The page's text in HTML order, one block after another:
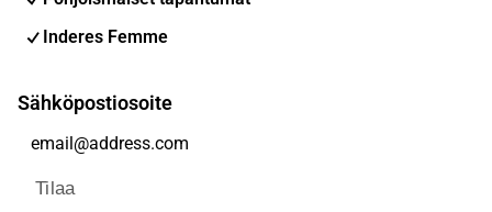
Inderes Femme
Sähköpostiosoite
Tilaa